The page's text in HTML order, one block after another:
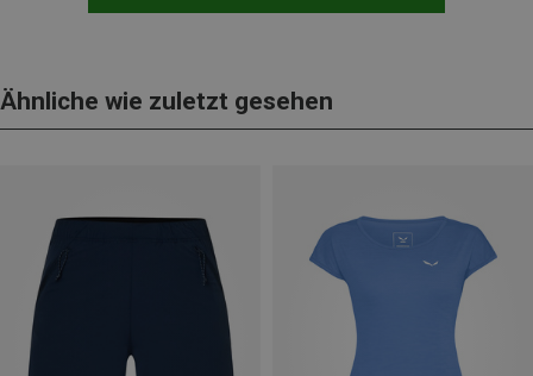
Ähnliche wie zuletzt gesehen